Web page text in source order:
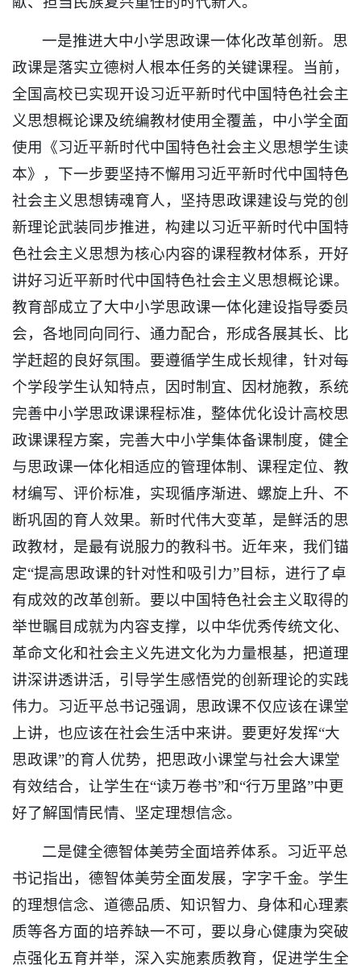
一是推进大中小学思政课一体化改革创新。思
政课是落实立德树人根本任务的关键课程。当前，
全国高校已实现开设习近平新时代中国特色社会主
义思想概论课及统编教材使用全覆盖，中小学全面
使用《习近平新时代中国特色社会主义思想学生读
本》，下一步要坚持不懈用习近平新时代中国特色
社会主义思想铸魂育人，坚持思政课建设与党的创
新理论武装同步推进，构建以习近平新时代中国特
色社会主义思想为核心内容的课程教材体系，开好
讲好习近平新时代中国特色社会主义思想概论课。
教育部成立了大中小学思政课一体化建设指导委员
会，各地同向同行、通力配合，形成各展其长、比
学赶超的良好氛围。要遵循学生成长规律，针对每
个学段学生认知特点，因时制宜、因材施教，系统
完善中小学思政课课程标准，整体优化设计高校思
政课课程方案，完善大中小学集体备课制度，健全
与思政课一体化相适应的管理体制、课程定位、教
材编写、评价标准，实现循序渐进、螺旋上升、不
断巩固的育人效果。新时代伟大变革，是鲜活的思
政教材，是最有说服力的教科书。近年来，我们锚
定“提高思政课的针对性和吸引力”目标，进行了卓
有成效的改革创新。要以中国特色社会主义取得的
举世瞩目成就为内容支撑，以中华优秀传统文化、
革命文化和社会主义先进文化为力量根基，把道理
讲深讲透讲活，引导学生感悟党的创新理论的实践
伟力。习近平总书记强调，思政课不仅应该在课堂
上讲，也应该在社会生活中来讲。要更好发挥“大
思政课”的育人优势，把思政小课堂与社会大课堂
有效结合，让学生在“读万卷书”和“行万里路”中更
好了解国情民情、坚定理想信念。
二是健全德智体美劳全面培养体系。习近平总
书记指出，德智体美劳全面发展，字字千金。学生
的理想信念、道德品质、知识智力、身体和心理素
质等各方面的培养缺一不可，要以身心健康为突破
点强化五育并举，深入实施素质教育，促进学生全